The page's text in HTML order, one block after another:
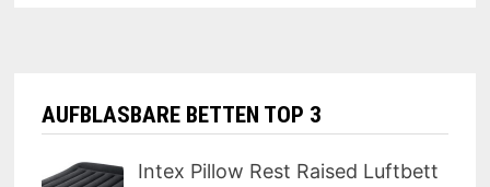
AUFBLASBARE BETTEN TOP 3
Intex Pillow Rest Raised Luftbett